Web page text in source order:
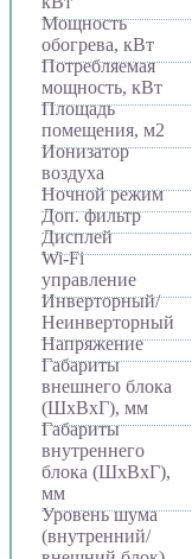
Мощность
обогрева, кВт
Потребляемая
мощность, кВт
Площадь
помещения, м2
Ионизатор
воздуха
Ночной режим
Доп. фильтр
Дисплей
Wi-Fi
управление
Инверторный/
Неинверторный
Напряжение
Габариты
внешнего блока
(ШхВхГ), мм
Габариты
внутреннего
блока (ШхВхГ),
мм
Уровень шума
(внутренний/